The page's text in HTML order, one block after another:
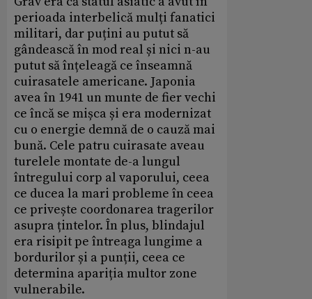
perioada interbelică mulți fanatici
militari, dar puțini au putut să
gândească în mod real și nici n-au
putut să înțeleagă ce înseamnă
cuirasatele americane. Japonia
avea în 1941 un munte de fier vechi
ce încă se mișca și era modernizat
cu o energie demnă de o cauză mai
bună. Cele patru cuirasate aveau
turelele montate de-a lungul
întregului corp al vaporului, ceea
ce ducea la mari probleme în ceea
ce privește coordonarea tragerilor
asupra țintelor. În plus, blindajul
era risipit pe întreaga lungime a
bordurilor și a punții, ceea ce
determina apariția multor zone
vulnerabile.